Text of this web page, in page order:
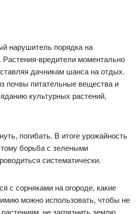
нарушитель порядка на
Растения-вредители моментально
дачникам шанса на отдых.
почвы питательные вещества и
культурных растений,
погибать. В итоге урожайность
борьба с зелеными
систематически.
с сорняками на огороде, какие
можно использовать, чтобы не
не загрязнить землю.